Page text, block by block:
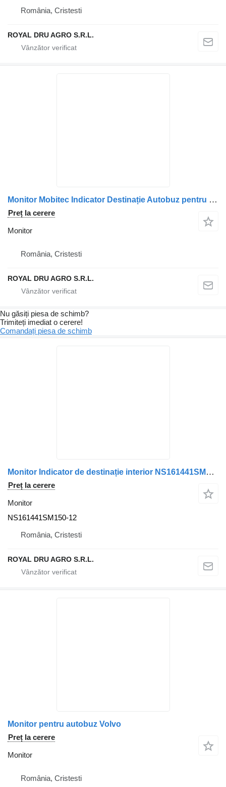
România, Cristesti
ROYAL DRU AGRO S.R.L.
Monitor Mobitec Indicator Destinație Autobuz pentru autobuz Volvo LED 16×28
Preț la cerere
Monitor
România, Cristesti
ROYAL DRU AGRO S.R.L.
Nu găsiți piesa de schimb?
Trimiteți imediat o cerere!
Comandați piesa de schimb
Monitor Indicator de destinație interior NS161441SM150-12 pentru autobuz Volvo
Preț la cerere
Monitor
NS161441SM150-12
România, Cristesti
ROYAL DRU AGRO S.R.L.
Monitor pentru autobuz Volvo
Preț la cerere
Monitor
România, Cristesti